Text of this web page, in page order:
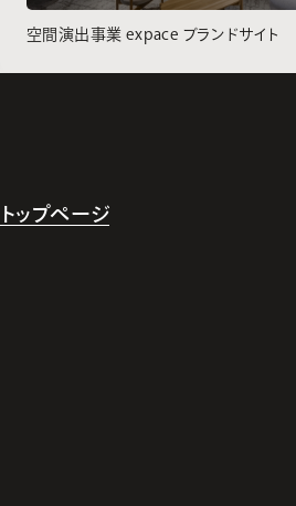
空間演出事業 expace ブランドサイト
トップページ